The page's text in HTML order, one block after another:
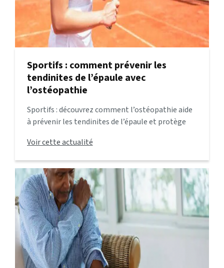
Sportifs : comment prévenir les
tendinites de l’épaule avec
l’ostéopathie
Sportifs : découvrez comment l’ostéopathie aide
à prévenir les tendinites de l’épaule et protège
Voir cette actualité